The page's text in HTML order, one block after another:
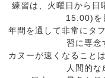
練習は、火曜日から
15:00)を
年間を通して非常にタ
習に専念
カヌーが速くなること
人間的な